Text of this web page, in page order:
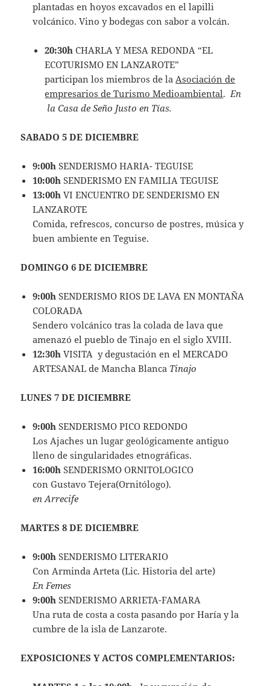
plantadas en hoyos excavados en el lapilli
volcánico. Vino y bodegas con sabor a volcán.
20:30h CHARLA Y MESA REDONDA “EL
ECOTURISMO EN LANZAROTE”
participan los miembros de laAsociación de
empresarios de Turismo Medioambiental.En
la Casa de Seño Justo en Tías.
SABADO 5 DE DICIEMBRE
9:00h SENDERISMO HARIA- TEGUISE
10:00h SENDERISMO EN FAMILIA TEGUISE
13:00h VI ENCUENTRO DE SENDERISMO EN
LANZAROTE
Comida, refrescos, concurso de postres, música y
buen ambiente en Teguise.
DOMINGO 6 DE DICIEMBRE
9:00h SENDERISMO RIOS DE LAVA EN MONTAÑA
COLORADA
Sendero volcánico tras la colada de lava que
amenazó el pueblo de Tinajo en el siglo XVIII.
12:30h VISITA y degustación en el MERCADO
ARTESANAL de Mancha Blanca Tinajo
LUNES 7 DE DICIEMBRE
9:00h SENDERISMO PICO REDONDO
Los Ajaches un lugar geológicamente antiguo
lleno de singularidades etnográficas.
16:00h SENDERISMO ORNITOLOGICO
con Gustavo Tejera(Ornitólogo).
en Arrecife
MARTES 8 DE DICIEMBRE
9:00h SENDERISMO LITERARIO
Con Arminda Arteta (Lic. Historia del arte)
En Femes
9:00h SENDERISMO ARRIETA-FAMARA
Una ruta de costa a costa pasando por Haría y la
cumbre de la isla de Lanzarote.
EXPOSICIONES Y ACTOS COMPLEMENTARIOS: